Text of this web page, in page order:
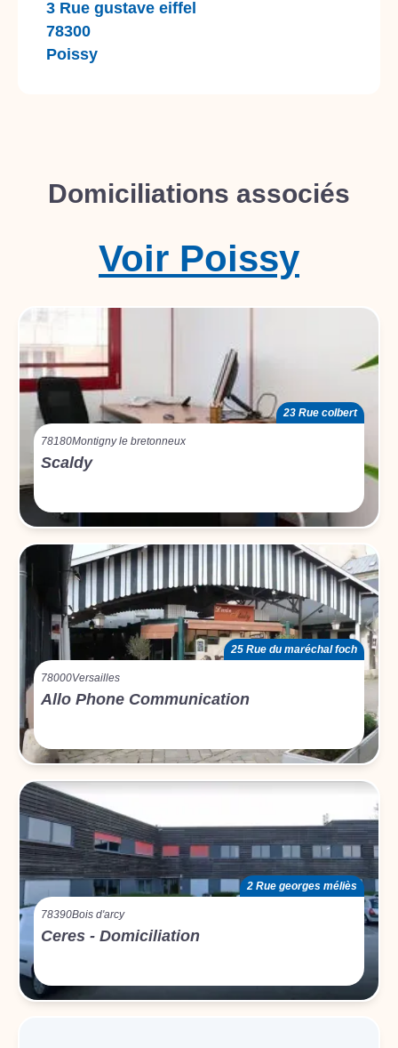
3 Rue gustave eiffel
78300
Poissy
Domiciliations associés
Poissy
Voir
23 Rue colbert
78180Montigny le bretonneux
Scaldy
25 Rue du maréchal foch
78000Versailles
Allo Phone Communication
2 Rue georges méliès
78390Bois d'arcy
Ceres - Domiciliation